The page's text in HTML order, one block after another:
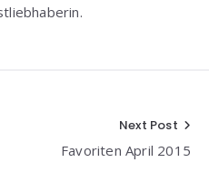
Next Post
Favoriten April 2015